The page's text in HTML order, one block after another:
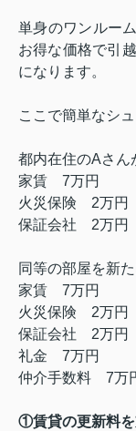
単身のワンルー
お得な価格で引
になります。
ここで簡単なシ
都内在住のAさん
家賃 7万円
火災保険 2万円
保証会社 2万円
同等の部屋を新
家賃 7万円
火災保険 2万円
保証会社 2万円
礼金 7万円
仲介手数料 7万
①賃貸の更新料